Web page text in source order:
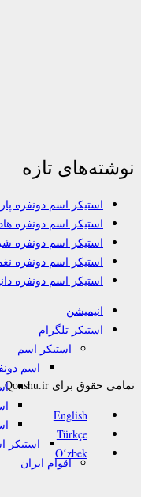
نوشته‌های تازه
استیکر اسم دونفره
استیکر اسم دونفره
استیکر اسم دونفره
استیکر اسم دونفره
استیکر اسم دونفره
انیمیشن
استیکر تلگرام
استیکر اسم
اسم
استیکر
اقوام ایران
تمامی حقوق برای Qonshu.ir محفوظ است. هرگونه کپی برداری و تغییر در محتوا به هر نحوی پیگرد قانونی دارد.
English
Türkçe
Oʻzbek